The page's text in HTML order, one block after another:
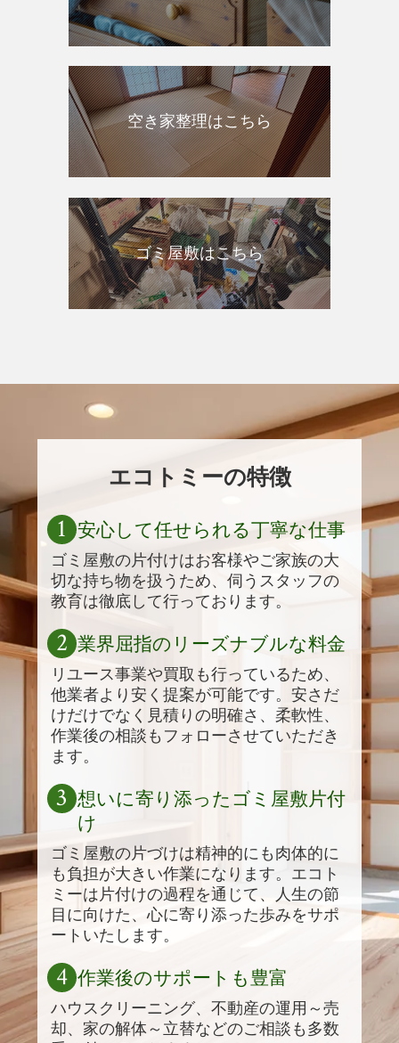
空き家整理はこちら
ゴミ屋敷はこちら
エコトミーの特徴
安心して任せられる丁寧な仕事
ゴミ屋敷の片付けはお客様やご家族の大
切な持ち物を扱うため、伺うスタッフの
教育は徹底して行っております。
1
業界屈指のリーズナブルな料金
リユース事業や買取も行っているため、
他業者より安く提案が可能です。安さだ
けだけでなく見積りの明確さ、柔軟性、
作業後の相談もフォローさせていただき
ます。
2
想いに寄り添ったゴミ屋敷片付
け
ゴミ屋敷の片づけは精神的にも肉体的に
も負担が大きい作業になります。エコト
ミーは片付けの過程を通じて、人生の節
目に向けた、心に寄り添った歩みをサポ
ートいたします。
3
作業後のサポートも豊富
ハウスクリーニング、不動産の運用～売
却、家の解体～立替などのご相談も多数
4